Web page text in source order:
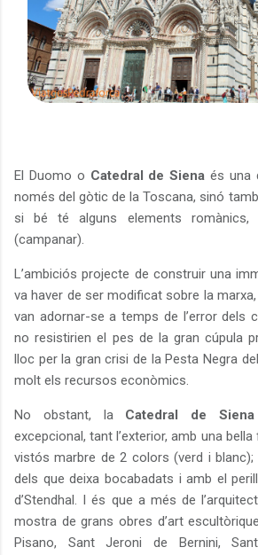
El Duomo o Catedral de Siena és una
només del gòtic de la Toscana, sinó
si bé té alguns elements romànics,
(campanar).
L’ambiciós projecte de construir una
va haver de ser modificat sobre la
van adornar-se a temps de l’error dels
no resistirien el pes de la gran cúpula
lloc per la gran crisi de la Pesta Negra
molt els recursos econòmics.
No obstant, la Catedral de Siena
excepcional, tant l’exterior, amb una
vistós marbre de 2 colors (verd i blanc);
dels que deixa bocabadats i amb el
d’Stendhal. I és que a més de
mostra de grans obres d’art
Pisano, Sant Jeroni de Bernini,